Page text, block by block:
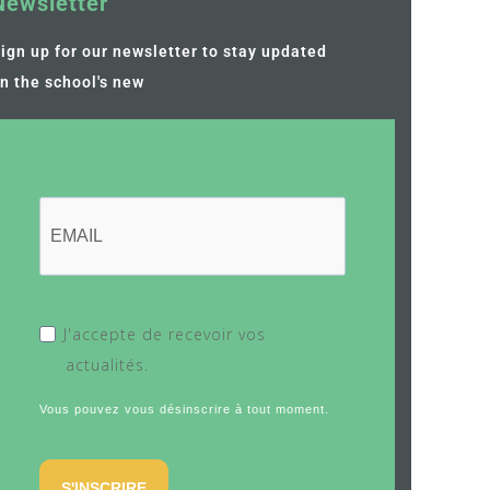
up for our newsletter to stay updated
the school's new
J'accepte de recevoir vos
actualités.
Vous pouvez vous désinscrire à tout moment.